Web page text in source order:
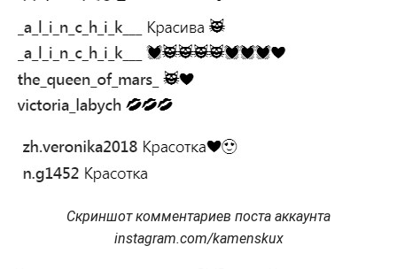
Скриншот комментариев поста аккаунта
instagram.com/kamenskux